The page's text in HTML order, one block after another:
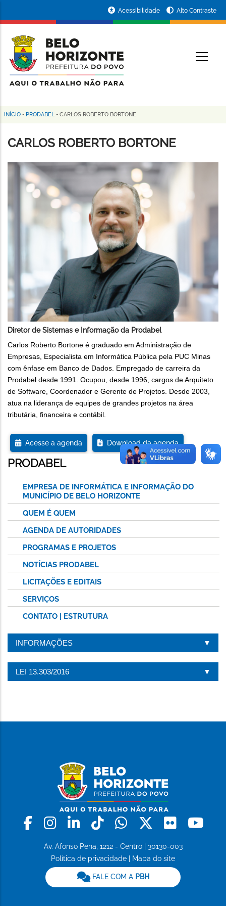
conteúdo
principal
da
Prefeitura
de
Horizonte
Acessibilidade Alto Contraste
Trilha
de
INÍCIO - PRODABEL - CARLOS ROBERTO BORTONE
CARLOS ROBERTO BORTONE
Diretor de Sistemas e Informação da Prodabel
Carlos Roberto Bortone é graduado em Administração de
Empresas, Especialista em Informática Pública pela PUC Minas
com ênfase em Banco de Dados. Empregado de carreira da
Prodabel desde 1991. Ocupou, desde 1996, cargos de Arquiteto
de Software, Coordenador e Gerente de Projetos. Desde 2003,
atua na liderança de equipes de grandes projetos na área
tributária, financeira e contábil.
Acesse a agenda Download da agenda
PRODABEL
EMPRESA DE INFORMÁTICA E INFORMAÇÃO DO
MUNICÍPIO DE BELO HORIZONTE
QUEM É QUEM
AGENDA DE AUTORIDADES
PROGRAMAS E PROJETOS
NOTÍCIAS PRODABEL
LICITAÇÕES E EDITAIS
SERVIÇOS
CONTATO | ESTRUTURA
INFORMAÇÕES
LEI 13.303/2016
Facebook
Instagram
LinkedinTiktokWhatsapp
X Flickr
Av. Afonso Pena, 1212 - Centro | 30130-003
Política de privacidade
Mapa do site
FALE COM A PBH